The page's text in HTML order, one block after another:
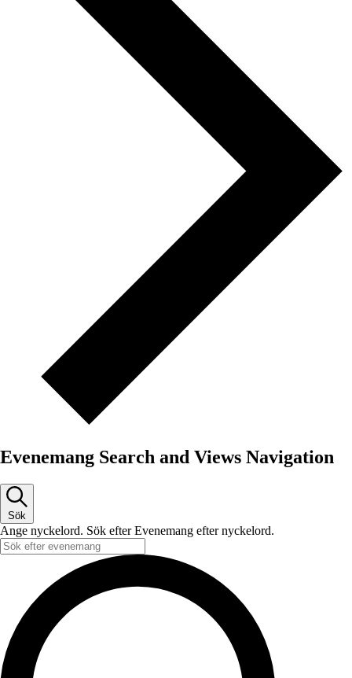
Evenemang Search and Views Navigation
Sök
Ange nyckelord. Sök efter Evenemang efter nyckelord.